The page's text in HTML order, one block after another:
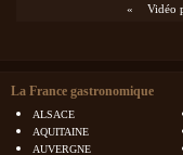
« Vidéo
La France gastronomique
ALSACE
AQUITAINE
AUVERGNE